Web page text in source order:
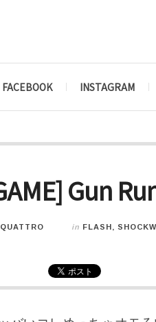
FACEBOOK INSTAGRAM
Gun
QUATTRO in FLASH,